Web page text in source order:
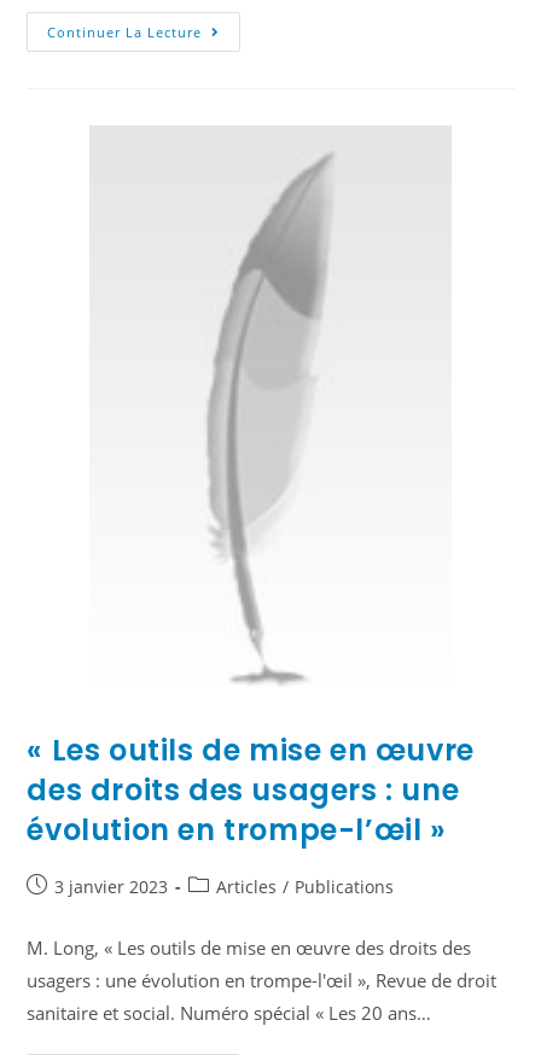
Continuer La Lecture
« Les outils de mise en œuvre
des droits des usagers : une
évolution en trompe-l’œil »
3 janvier 2023 Articles / Publications
M. Long, « Les outils de mise en œuvre des droits des
usagers : une évolution en trompe-l'œil », Revue de droit
sanitaire et social. Numéro spécial « Les 20 ans…